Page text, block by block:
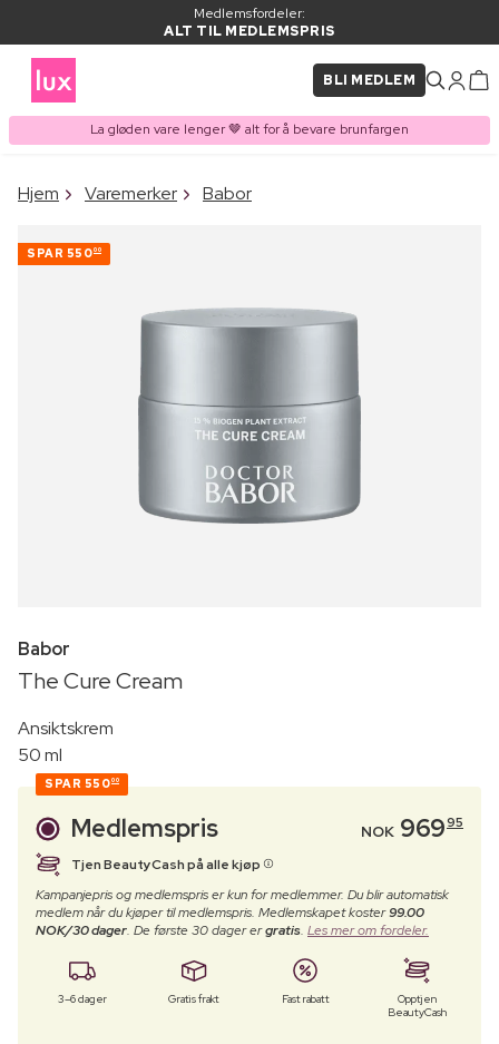
Medlemsfordeler:
ALT TIL MEDLEMSPRIS
BLI MEDLEM
La gløden vare lenger 🤎 alt for å bevare brunfargen
VARE LAGT I
Hjem Varemerker Babor
SPAR 55000
Babor
The Cure Cream
Ansiktskrem
50 ml
SPAR 55000
Medlemspris NOK 96995
Tjen BeautyCash på alle kjøp
Kampanjepris og medlemspris er kun for medlemmer. Du blir automatisk
medlem når du kjøper til medlemspris. Medlemskapet koster99.00
NOK/30 dager. De første 30 dager ergratis. Les mer om fordeler.
3–6 dager Gratis frakt Fast rabatt
Opptjen
BeautyCash